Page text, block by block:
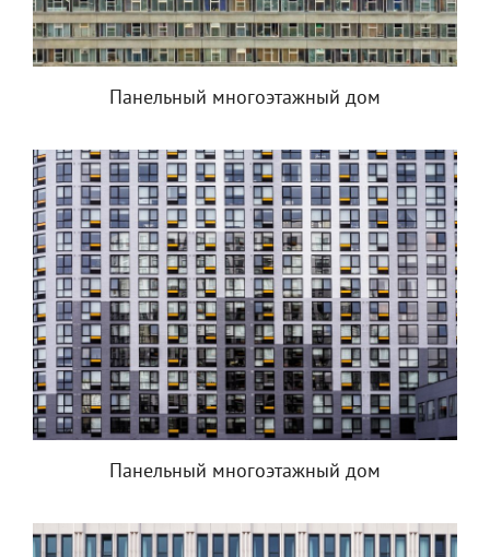
Панельный многоэтажный дом
Панельный многоэтажный дом